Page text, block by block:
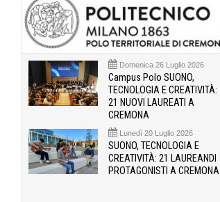
Domenica 26 Luglio 2026
Campus Polo SUONO,
TECNOLOGIA E CREATIVITÀ:
21 NUOVI LAUREATI A
CREMONA
Lunedì 20 Luglio 2026
SUONO, TECNOLOGIA E
CREATIVITÀ: 21 LAUREANDI
PROTAGONISTI A CREMONA